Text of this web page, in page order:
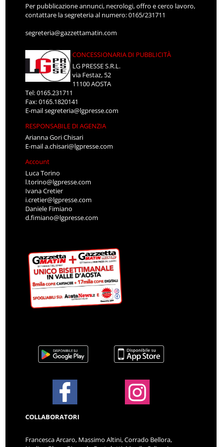
Per pubblicazione annunci, necrologi, offro e cerco lavoro,
contattare la segreteria al numero: 0165/231711
segreteria@gazzettamatin.com
CONCESSIONARIA DI PUBBLICITÀ
LG PRESSE S.R.L.
via Festaz, 52
11100 AOSTA
Tel: 0165.231711
Fax: 0165.1820141
E-mailsegreteria@lgpresse.com
RESPONSABILE DI AGENZIA
Arianna Gori Chisari
E-maila.chisari@lgpresse.com
Account
Luca Torino
l.torino@lgpresse.com
Ivana Cretier
i.cretier@lgpresse.com
Daniele Fimiano
d.fimiano@lgpresse.com
COLLABORATORI
Francesca Arcaro, Massimo Altini, Corrado Bellora,